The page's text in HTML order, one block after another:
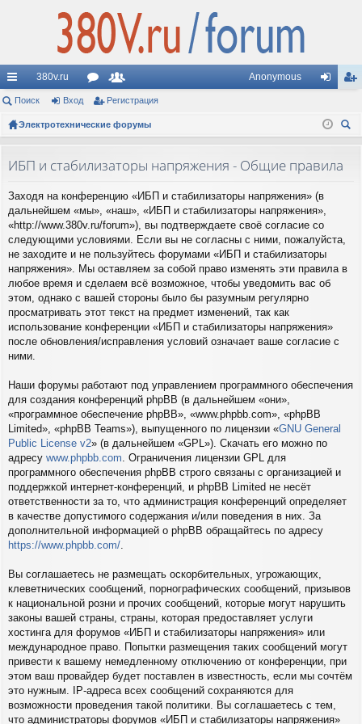
с
ы
и
380v.ru
ор
ум
ол
ьз
ат
ел
и
Anonymous
д ис
Поиск Вход Регистрация
Электротехнические форумы
ИБП и стабилизаторы напряжения - Общие правила
Заходя на конференцию «ИБП и стабилизаторы напряжения» (в
дальнейшем «мы», «наш», «ИБП и стабилизаторы напряжения»,
«http://www.380v.ru/forum»), вы подтверждаете своё согласие со
следующими условиями. Если вы не согласны с ними, пожалуйста,
не заходите и не пользуйтесь форумами «ИБП и стабилизаторы
напряжения». Мы оставляем за собой право изменять эти правила в
любое время и сделаем всё возможное, чтобы уведомить вас об
этом, однако с вашей стороны было бы разумным регулярно
просматривать этот текст на предмет изменений, так как
использование конференции «ИБП и стабилизаторы напряжения»
после обновления/исправления условий означает ваше согласие с
ними.
Наши форумы работают под управлением программного обеспечения
для создания конференций phpBB (в дальнейшем «они»,
«программное обеспечение phpBB», «www.phpbb.com», «phpBB
Limited», «phpBB Teams»), выпущенного по лицензии «GNU General
Public License v2» (в дальнейшем «GPL»). Скачать его можно по
адресу www.phpbb.com . Ограничения лицензии GPL для
программного обеспечения phpBB строго связаны с организацией и
поддержкой интернет-конференций, и phpBB Limited не несёт
ответственности за то, что администрация конференций определяет
в качестве допустимого содержания и/или поведения в них. За
дополнительной информацией о phpBB обращайтесь по адресу
https://www.phpbb.com/
Вы соглашаетесь не размещать оскорбительных, угрожающих,
клеветнических сообщений, порнографических сообщений, призывов
к национальной розни и прочих сообщений, которые могут нарушить
законы вашей страны, страны, которая предоставляет услуги
хостинга для форумов «ИБП и стабилизаторы напряжения» или
международное право. Попытки размещения таких сообщений могут
привести к вашему немедленному отключению от конференции, при
этом ваш провайдер будет поставлен в известность, если мы сочтём
это нужным. IP-адреса всех сообщений сохраняются для
возможности проведения такой политики. Вы соглашаетесь с тем,
что администраторы форумов «ИБП и стабилизаторы напряжения»